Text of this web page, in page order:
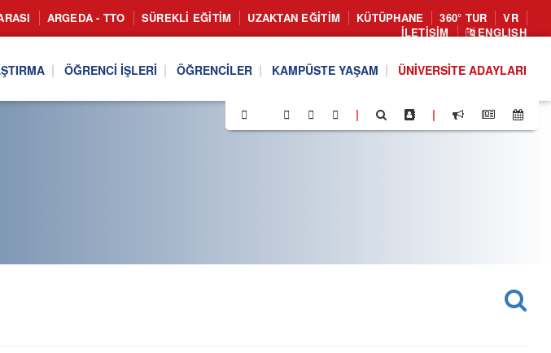
ARGEDA - TTO SÜREKLI EĞITIM UZAKTAN EĞITIM KÜTÜPHANE 360° TUR
VR
İLETIŞIM
ENGLISH
ÖĞRENCI İŞLERI ÖĞRENCILER KAMPÜSTE YAŞAM ÜNIVERSITE ADAYLARI
| |